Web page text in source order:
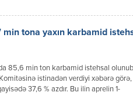
görə, Azərbaycanın əsas
ki, […]
min tona yaxın karbamid
85,6 min ton karbamid istehsal
istinadən verdiyi xəbərə görə,
37,6 % azdır. Bu ilin aprelin 1-